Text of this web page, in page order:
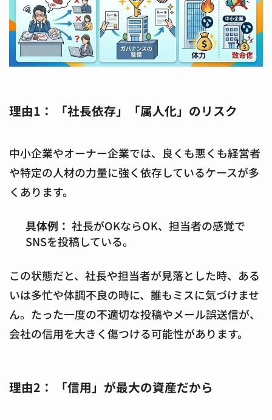
理由1： 「社長依存」「属人化」のリスク
中小企業やオーナー企業では、良くも悪くも経営者
や特定の人材の力量に強く依存しているケースが多
くあります。
具体例： 社長がOKならOK、担当者の感覚で
SNSを投稿している。
この状態だと、社長や担当者が見落とした時、ある
いは多忙や体調不良の時に、誰もミスに気づけませ
ん。たった一度の不適切な投稿やメール誤送信が、
会社の信用を大きく傷つける可能性があります。
理由2： 「信用」が最大の資産だから